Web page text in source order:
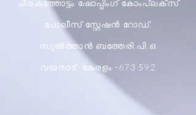
ചീരകത്തോട്ടം ഷോപ്പിംഗ് കോംപ്ലക്സ്
പോലീസ് സ്റ്റേഷൻ റോഡ്,
സുൽത്താൻ ബത്തേരി.പി.ഒ
വയനാട്, കേരളം -673 592